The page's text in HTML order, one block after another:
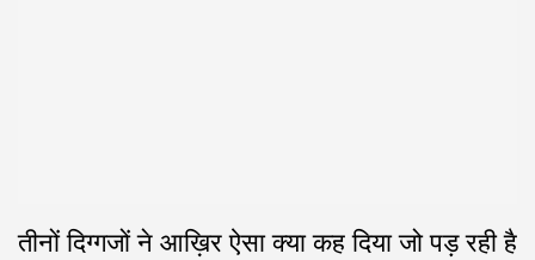
तीनों दिग्गजों ने आख़िर ऐसा क्या कह दिया जो पड़ रही है